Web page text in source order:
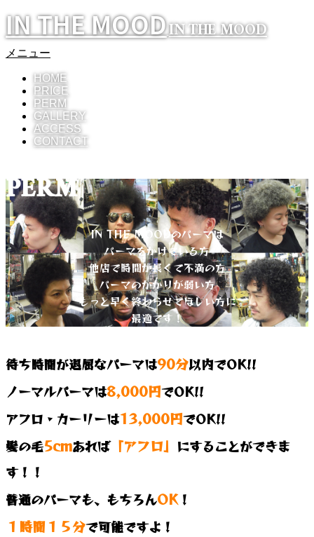
IN THE MOODIN THE MOOD
メニュー
HOME
PRICE
PERM
GALLERY
ACCESS
CONTACT
PERM
IN THE MOODのパーマは
パーマをかけている方
他店で時間が長くて不満の方
パーマのかかりが弱い方
もっと早く終わらせてほしい方に
最適です！
待ち時間が退屈なパーマは90分以内でOK!!
ノーマルパーマは8,000円でOK!!
アフロ・カーリーは13,000円でOK!!
髪の毛5cmあれば「アフロ」 にすることができま
す！！
普通のパーマも、もちろんOK！
１時間１５分で可能ですよ！